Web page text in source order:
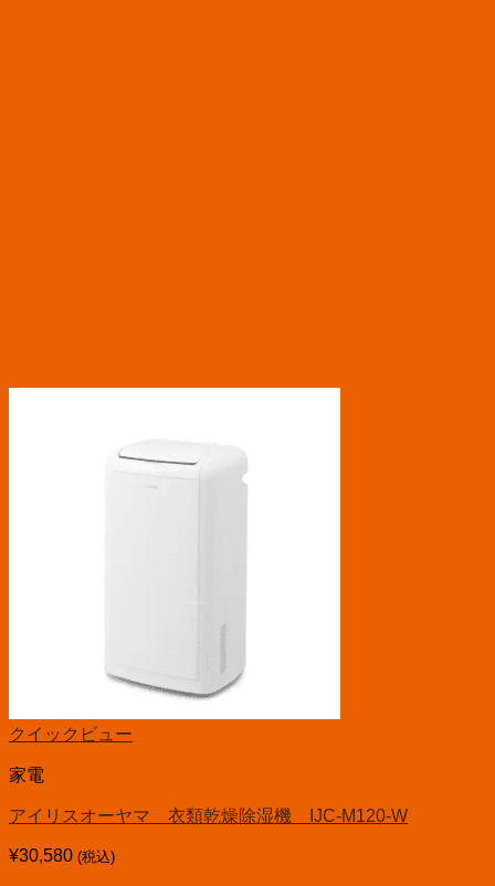
クイックビュー
家電
アイリスオーヤマ 衣類乾燥除湿機 IJC-M120-W
¥30,580 (税込)